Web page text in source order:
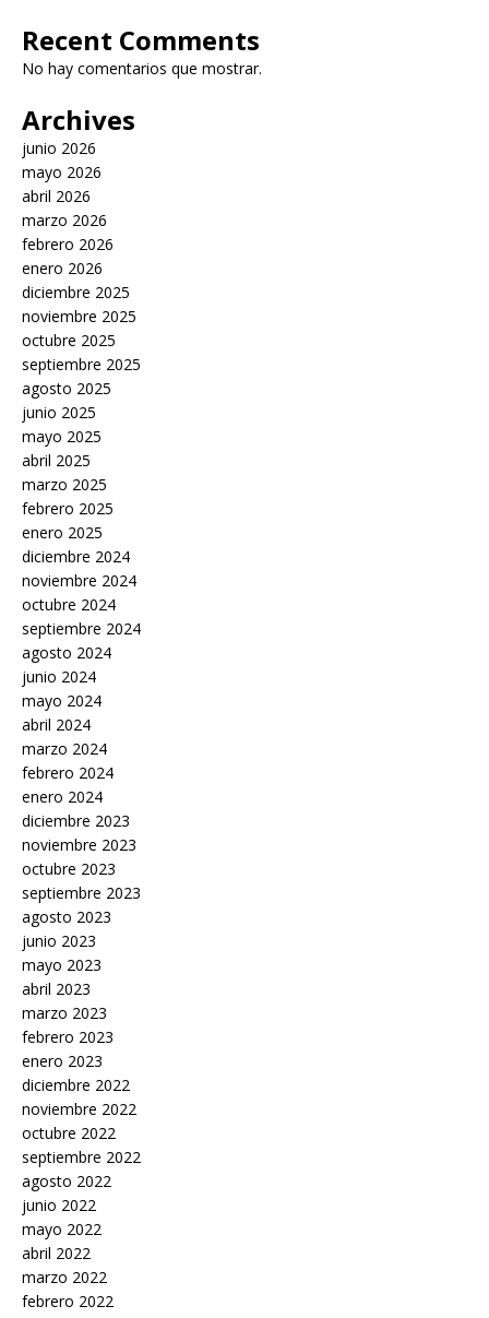
Recent Comments
No hay comentarios que mostrar.
Archives
junio 2026
mayo 2026
abril 2026
marzo 2026
febrero 2026
enero 2026
diciembre 2025
noviembre 2025
octubre 2025
septiembre 2025
agosto 2025
junio 2025
mayo 2025
abril 2025
marzo 2025
febrero 2025
enero 2025
diciembre 2024
noviembre 2024
octubre 2024
septiembre 2024
agosto 2024
junio 2024
mayo 2024
abril 2024
marzo 2024
febrero 2024
enero 2024
diciembre 2023
noviembre 2023
octubre 2023
septiembre 2023
agosto 2023
junio 2023
mayo 2023
abril 2023
marzo 2023
febrero 2023
enero 2023
diciembre 2022
noviembre 2022
octubre 2022
septiembre 2022
agosto 2022
junio 2022
mayo 2022
abril 2022
marzo 2022
febrero 2022